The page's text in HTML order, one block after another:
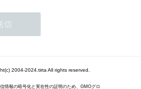
2004-2024.tirta All rights reserved.
情報の暗号化と実在性の証明のため、GMOグロ